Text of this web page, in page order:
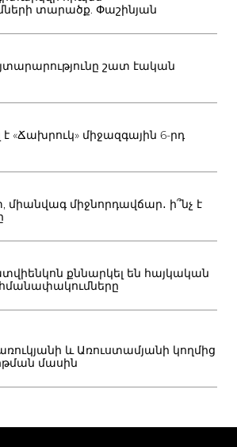
տարածք. Փաշինյան
շատ էական
է «Ճախրուկ» միջազգային 6-րդ
միջնորդավճար․ ի՞նչ է
քննարկել են հայկական
և Առուստամյանի կողմից
մասին